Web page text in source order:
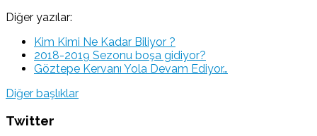
Diğer yazılar:
Kim Kimi Ne Kadar Biliyor ?
2018-2019 Sezonu boşa gidiyor?
Göztepe Kervanı Yola Devam Ediyor…
Diğer başlıklar
Twitter